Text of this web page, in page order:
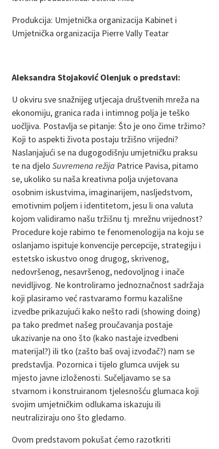
Produkcija: Umjetnička organizacija Kabinet i
Umjetnička organizacija Pierre Vally Teatar
Aleksandra Stojaković Olenjuk o predstavi:
U okviru sve snažnijeg utjecaja društvenih mreža na
ekonomiju, granica rada i intimnog polja je teško
uočljiva. Postavlja se pitanje: Što je ono čime tržimo?
Koji to aspekti života postaju tržišno vrijedni?
Naslanjajući se na dugogodišnju umjetničku praksu
te na djelo Suvremena režija Patrice Pavisa, pitamo
se, ukoliko su naša kreativna polja uvjetovana
osobnim iskustvima, imaginarijem, nasljedstvom,
emotivnim poljem i identitetom, jesu li ona valuta
kojom validiramo našu tržišnu tj. mrežnu vrijednost?
Procedure koje rabimo te fenomenologija na koju se
oslanjamo ispituje konvencije percepcije, strategiju i
estetsko iskustvo onog drugog, skrivenog,
nedovršenog, nesavršenog, nedovoljnog i inače
nevidljivog. Ne kontroliramo jednoznačnost sadržaja
koji plasiramo već rastvaramo formu kazališne
izvedbe prikazujući kako nešto radi (showing doing)
pa tako predmet našeg proučavanja postaje
ukazivanje na ono što (kako nastaje izvedbeni
materijal?) ili tko (zašto baš ovaj izvođač?) nam se
predstavlja. Pozornica i tijelo glumca uvijek su
mjesto javne izloženosti. Sučeljavamo se sa
stvarnom i konstruiranom tjelesnošću glumaca koji
svojim umjetničkim odlukama iskazuju ili
neutraliziraju ono što gledamo.
Ovom predstavom pokušat ćemo razotkriti